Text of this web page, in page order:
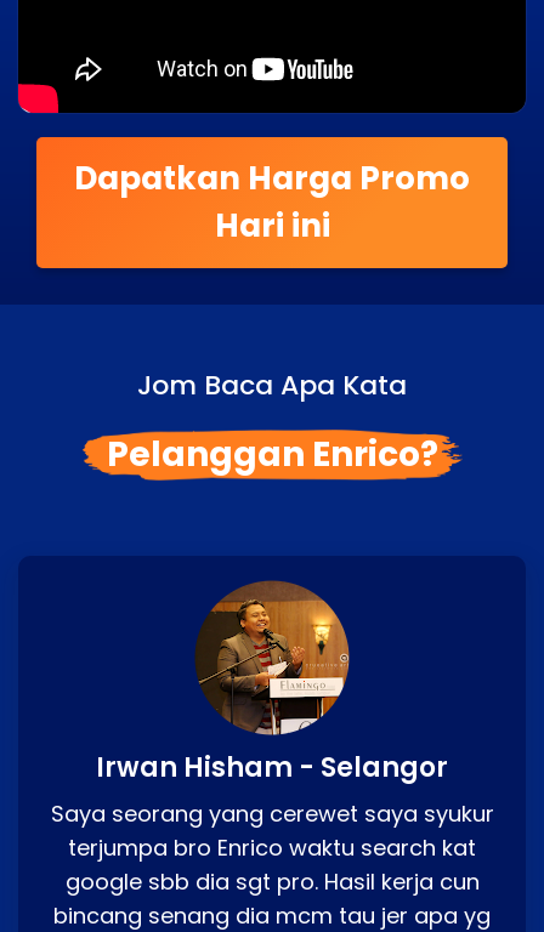
Dapatkan Harga Promo
Hari ini
Jom Baca Apa Kata
Pelanggan Enrico?
Irwan Hisham - Selangor
Saya seorang yang cerewet saya syukur
terjumpa bro Enrico waktu search kat
google sbb dia sgt pro. Hasil kerja cun
bincang senang dia mcm tau jer apa yg